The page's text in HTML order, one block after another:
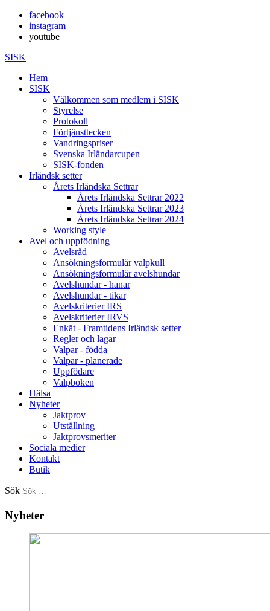
facebook
instagram
youtube
SISK
Hem
SISK
Välkommen som medlem i SISK
Styrelse
Protokoll
Förtjänsttecken
Vandringspriser
Svenska Irländarcupen
SISK-fonden
Irländsk setter
Årets Irländska Settrar
Årets Irländska Settrar 2022
Årets Irländska Settrar 2023
Årets Irländska Settrar 2024
Working style
Avel och uppfödning
Avelsråd
Ansökningsformulär valpkull
Ansökningsformulär avelshundar
Avelshundar - hanar
Avelshundar - tikar
Avelskriterier IRS
Avelskriterier IRVS
Enkät - Framtidens Irländsk setter
Regler och lagar
Valpar - födda
Valpar - planerade
Uppfödare
Valpboken
Hälsa
Nyheter
Jaktprov
Utställning
Jaktprovsmeriter
Sociala medier
Kontakt
Butik
Sök
Nyheter